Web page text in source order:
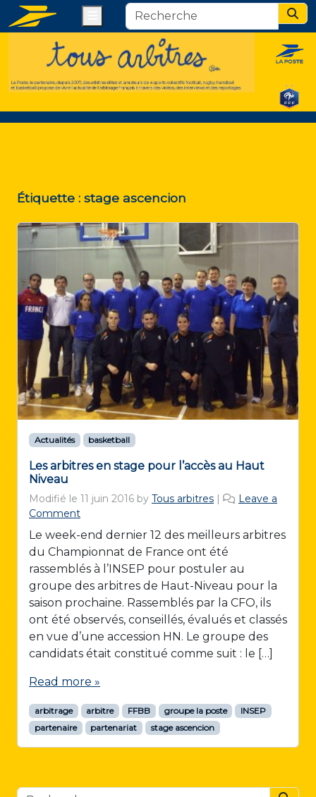
Étiquette : stage ascencion
Actualités basketball
Les arbitres en stage pour l’accès au Haut
Niveau
Modifié le 11 juin 2016 by Tous arbitres |
Leave a
Comment
Le week-end dernier 12 des meilleurs arbitres
du Championnat de France ont été
rassemblés à l’INSEP pour postuler au
groupe des arbitres de Haut-Niveau pour la
saison prochaine. Rassemblés par la CFO, ils
ont été observés, conseillés, évalués et classés
en vue d’une accession HN. Le groupe des
candidats était constitué comme suit : le […]
Read more »
arbitrage arbitre FFBB groupe la poste
INSEP
partenaire
partenariat stage ascencion